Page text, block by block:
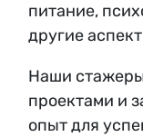
питание,
другие
Наши
проектами и
опыт для